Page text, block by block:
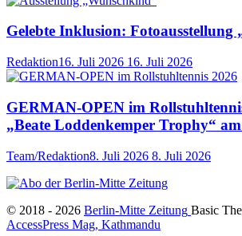
Gelebte Inklusion: Fotoausstellung
Redaktion16. Juli 2026 16. Juli 2026
GERMAN-OPEN im
„Beate Loddenkemper Trophy“
Team/Redaktion8. Juli 2026 8. Juli 2026
© 2018 - 2026 Berlin-Mitte Zeitung Basic
AccessPress Mag, Kathmandu